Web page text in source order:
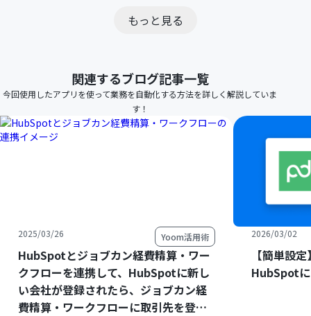
もっと見る
関連するブログ記事一覧
今回使用したアプリを使って業務を自動化する方法を詳しく解説していま
す！
2025/03/26 Yoom活用術
HubSpotとジョブカン経費精算・ワー
クフローを連携して、HubSpotに新し
い会社が登録されたら、ジョブカン経
費精算・ワークフローに取引先を登録
2026/03/02
【簡単設
HubSpot